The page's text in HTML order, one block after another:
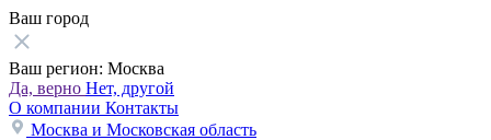
Ваш город
Ваш регион: Москва
Да, верно Нет, другой
О компании Контакты
Москва и Московская область